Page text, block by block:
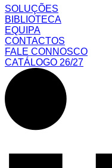
SOLUÇÕES
BIBLIOTECA
EQUIPA
CONTACTOS
FALE CONNOSCO
CATÁLOGO 26/27